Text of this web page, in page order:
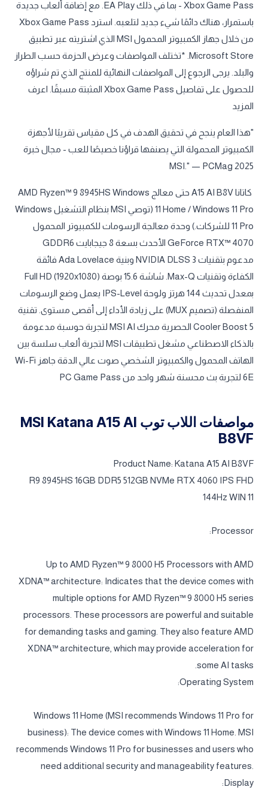
Xbox Game Pass - بما في ذلك EA Play. مع إضافة ألعاب جديدة
باستمرار، هناك دائمًا شيء جديد لتلعبه. استرد Xbox Game Pass
من خلال جهاز الكمبيوتر المحمول MSI الذي اشتريته عبر تطبيق
Microsoft Store. *تختلف المواصفات وعرض الحزمة حسب الطراز
والبلد. يرجى الرجوع إلى المواصفات النهائية للمنتج الذي تم شراؤه
للحصول على تفاصيل Xbox Game Pass المثبتة مسبقًا. اعرف
المزيد
"هذا العام ينجح في تحقيق الهدف في كل مقياس تقريبًا لأجهزة
الكمبيوتر المحمولة التي يصنفها قراؤنا خصيصًا للعب - مجال خبرة
MSI." — PCMag 2025
كاتانا A15 AI B8V حتى معالج AMD Ryzen™ 9 8945HS Windows
11 Home / Windows 11 Pro (توصي MSI بنظام التشغيل Windows
11 Pro للشركات.) وحدة معالجة الرسومات للكمبيوتر المحمول
GeForce RTX™ 4070 الأحدث بسعة 8 جيجابايت GDDR6
مدعوم بتقنيات NVIDIA DLSS 3 وبنية Ada Lovelace فائقة
الكفاءة وتقنيات Max-Q. شاشة 15.6 بوصة Full HD (1920x1080)
بمعدل تحديث 144 هرتز ولوحة IPS-Level يعمل وضع الرسومات
المنفصلة (تصميم MUX) على زيادة الأداء إلى أقصى مستوى. تقنية
Cooler Boost 5 الحصرية محرك MSI AI لتجربة حوسبة مدعومة
بالذكاء الاصطناعي مشغل تطبيقات MSI لتجربة ألعاب سلسة بين
الهاتف المحمول والكمبيوتر الشخصي صوت عالي الدقة جاهز Wi-Fi
6E لتجربة بث محسنة شهر واحد من PC Game Pass
مواصفات اللاب توب MSI Katana A15 AI
B8VF
Product Name: Katana A15 AI B8VF
R9 8945HS 16GB DDR5 512GB NVMe RTX 4060 IPS FHD
144Hz WIN 11
Processor:
Up to AMD Ryzen™ 9 8000 H5 Processors with AMD
XDNA™ architecture: Indicates that the device comes with
multiple options for AMD Ryzen™ 9 8000 H5 series
processors. These processors are powerful and suitable
for demanding tasks and gaming. They also feature AMD
XDNA™ architecture, which may provide acceleration for
some AI tasks.
Operating System:
Windows 11 Home (MSI recommends Windows 11 Pro for
business): The device comes with Windows 11 Home. MSI
recommends Windows 11 Pro for businesses and users who
need additional security and manageability features.
Display: